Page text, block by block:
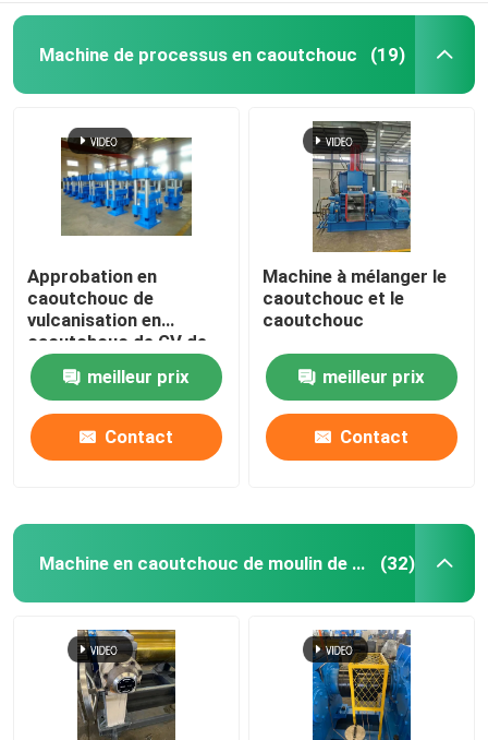
Machine de processus en caoutchouc (19)
Approbation en
caoutchouc de
vulcanisation en
caoutchouc de GV de
Toy Making Machine de
presse de PLC
meilleur prix
Contact
Machine à mélanger le
caoutchouc et le
caoutchouc
meilleur prix
Contact
Machine en caoutchouc de moulin de mélange (32)